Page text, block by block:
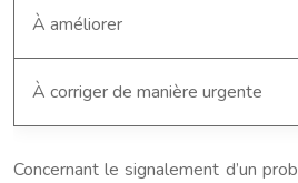
À améliorer
À corriger de manière urgente
Concernant le signalement d’un